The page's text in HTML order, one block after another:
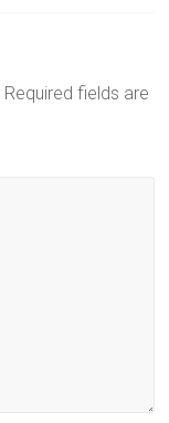
Required fields are